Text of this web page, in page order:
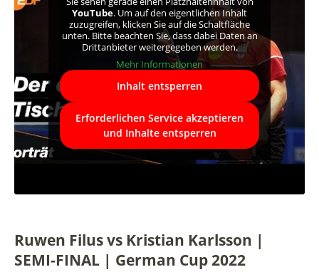
YouTube. Um auf den eigentlichen Inhalt
zuzugreifen, klicken Sie auf die Schaltfläche
unten. Bitte beachten Sie, dass dabei Daten an
Drittanbieter weitergegeben werden.
Mehr Informationen
Inhalt entsperren
Erforderlichen Service akzeptieren
und Inhalte entsperren
Ruwen Filus vs Kristian Karlsson |
SEMI-FINAL | German Cup 2022